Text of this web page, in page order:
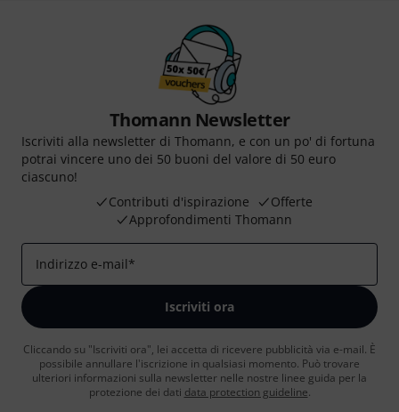
Thomann Newsletter
Iscriviti alla newsletter di Thomann, e con un po' di fortuna
potrai vincere uno dei 50 buoni del valore di 50 euro
ciascuno!
Contributi d'ispirazione
Offerte
Approfondimenti Thomann
Indirizzo e-mail*
Iscriviti ora
Cliccando su "Iscriviti ora", lei accetta di ricevere pubblicità via e-mail. È
possibile annullare l'iscrizione in qualsiasi momento. Può trovare
ulteriori informazioni sulla newsletter nelle nostre linee guida per la
protezione dei dati data protection guideline.